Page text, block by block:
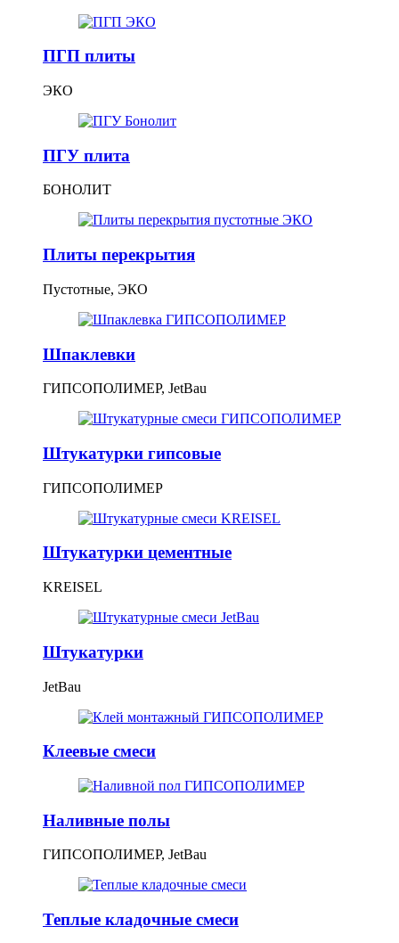
ПГП плиты
ЭКО
ПГУ плита
БОНОЛИТ
Плиты перекрытия
Пустотные, ЭКО
Шпаклевки
ГИПСОПОЛИМЕР, JetBau
Штукатурки гипсовые
ГИПСОПОЛИМЕР
Штукатурки цементные
KREISEL
Штукатурки
JetBau
Клеевые смеси
Наливные полы
ГИПСОПОЛИМЕР, JetBau
Теплые кладочные смеси